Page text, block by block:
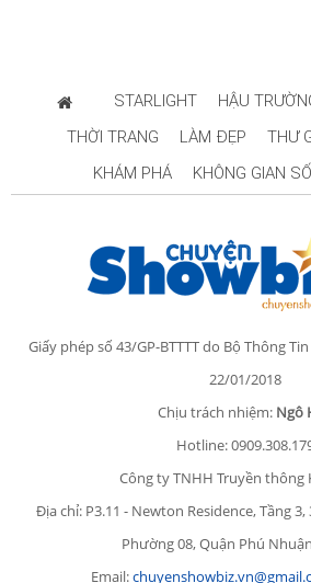
STARLIGHT HẬU
THỜI TRANG
LÀM ĐẸP THƯ
KHÁM PHÁ
KHÔNG GIAN
Giấy phép số 43/GP-BTTTT do Bộ Thông
22/01/2018
Chịu trách nhiệm: Ngô
Hotline:
Công ty TNHH Truyền thông
Địa chỉ: P3.11 - Newton Residence, Tầng
Phường 08, Quận Phú
Email: